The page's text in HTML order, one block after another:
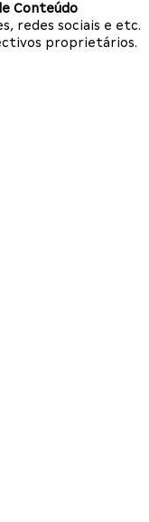
Conteúdo
redes sociais e etc.
proprietários.